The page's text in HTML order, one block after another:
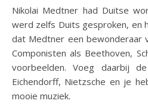
Nikolai Medtner had Duitse
werd zelfs Duits gesproken, en
dat Medtner een bewonderaar
Componisten als Beethoven,
voorbeelden. Voeg daarbij
Eichendorff, Nietzsche en je
mooie muziek.